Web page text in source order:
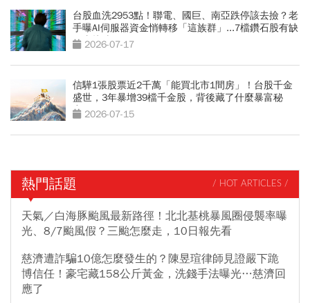
台股血洗2953點！聯電、國巨、南亞跌停該去撿？老
手曝AI伺服器資金悄轉移「這族群」...7檔鑽石股有缺
口直接噴
2026-07-17
信驊1張股票近2千萬「能買北市1間房」！台股千金
盛世，3年暴增39檔千金股，背後藏了什麼暴富秘
密？2026-07-15
熱門話題 / HOT ARTICLES /
天氣／白海豚颱風最新路徑！北北基桃暴風圈侵襲率曝
光、8/7颱風假？三颱怎麼走，10日報先看
慈濟遭詐騙10億怎麼發生的？陳昱瑄律師見證嚴下跪
博信任！豪宅藏158公斤黃金，洗錢手法曝光…慈濟回
應了